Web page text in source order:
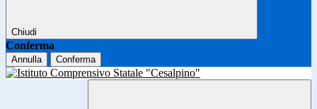
Chiudi
Conferma
Annulla Conferma